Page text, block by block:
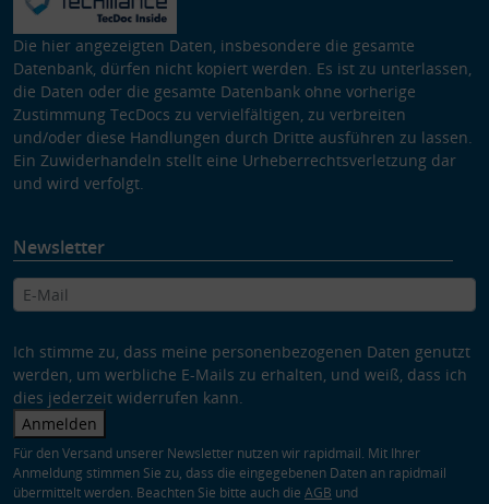
Die hier angezeigten Daten, insbesondere die gesamte
Datenbank, dürfen nicht kopiert werden. Es ist zu unterlassen,
die Daten oder die gesamte Datenbank ohne vorherige
Zustimmung TecDocs zu vervielfältigen, zu verbreiten
und/oder diese Handlungen durch Dritte ausführen zu lassen.
Ein Zuwiderhandeln stellt eine Urheberrechtsverletzung dar
und wird verfolgt.
Newsletter
Ich stimme zu, dass meine personenbezogenen Daten genutzt
werden, um werbliche E-Mails zu erhalten, und weiß, dass ich
dies jederzeit widerrufen kann.
Anmelden
Für den Versand unserer Newsletter nutzen wir rapidmail. Mit Ihrer
Anmeldung stimmen Sie zu, dass die eingegebenen Daten an rapidmail
übermittelt werden. Beachten Sie bitte auch die AGB und